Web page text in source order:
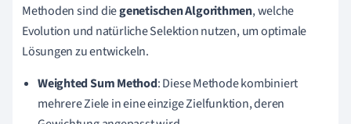
Methoden sind diegenetischen Algorithmen, welche
Evolution und natürliche Selektion nutzen, um optimale
Lösungen zu entwickeln.
Weighted Sum Method: Diese Methode kombiniert
mehrere Ziele in eine einzige Zielfunktion, deren